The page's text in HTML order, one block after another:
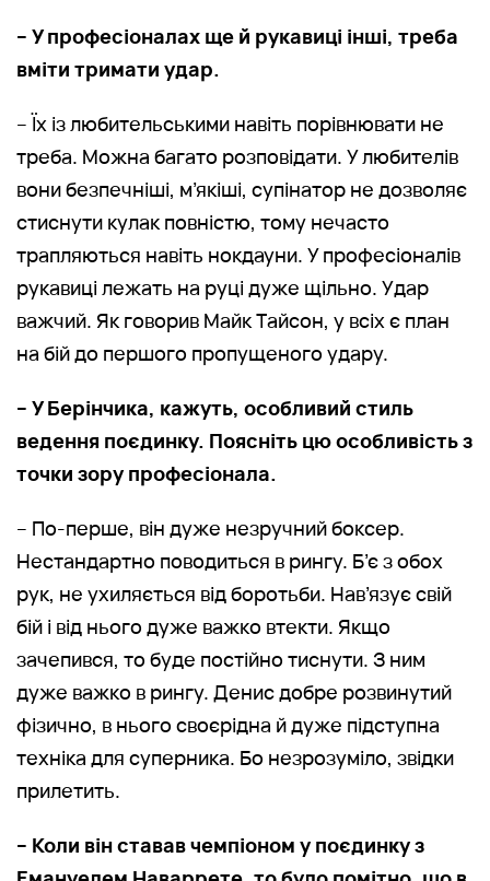
– У професіоналах ще й рукавиці інші, треба
вміти тримати удар.
– Їх із любительськими навіть порівнювати не
треба. Можна багато розповідати. У любителів
вони безпечніші, м’якіші, супінатор не дозволяє
стиснути кулак повністю, тому нечасто
трапляються навіть нокдауни. У професіоналів
рукавиці лежать на руці дуже щільно. Удар
важчий. Як говорив Майк Тайсон, у всіх є план
на бій до першого пропущеного удару.
– У Берінчика, кажуть, особливий стиль
ведення поєдинку. Поясніть цю особливість з
точки зору професіонала.
– По-перше, він дуже незручний боксер.
Нестандартно поводиться в рингу. Б’є з обох
рук, не ухиляється від боротьби. Нав’язує свій
бій і від нього дуже важко втекти. Якщо
зачепився, то буде постійно тиснути. З ним
дуже важко в рингу. Денис добре розвинутий
фізично, в нього своєрідна й дуже підступна
техніка для суперника. Бо незрозуміло, звідки
прилетить.
– Коли він ставав чемпіоном у поєдинку з